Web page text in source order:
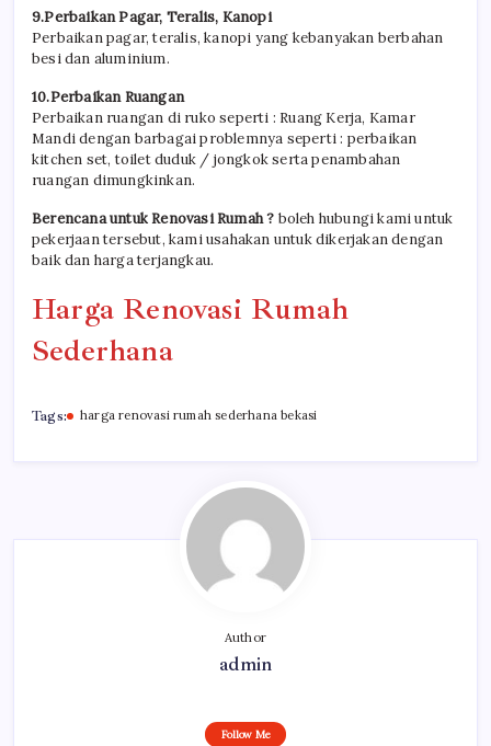
9.Perbaikan Pagar, Teralis, Kanopi
Perbaikan pagar, teralis, kanopi yang kebanyakan berbahan
besi dan aluminium.
10.Perbaikan Ruangan
Perbaikan ruangan di ruko seperti : Ruang Kerja, Kamar
Mandi dengan barbagai problemnya seperti : perbaikan
kitchen set, toilet duduk / jongkok serta penambahan
ruangan dimungkinkan.
Berencana untuk Renovasi Rumah ? boleh hubungi kami untuk
pekerjaan tersebut, kami usahakan untuk dikerjakan dengan
baik dan harga terjangkau.
Harga Renovasi Rumah
Sederhana
Tags: harga renovasi rumah sederhana bekasi
Author
admin
Follow Me